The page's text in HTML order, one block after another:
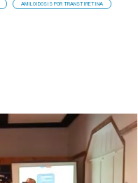
AMILOIDOSIS POR TRANSTIRETINA